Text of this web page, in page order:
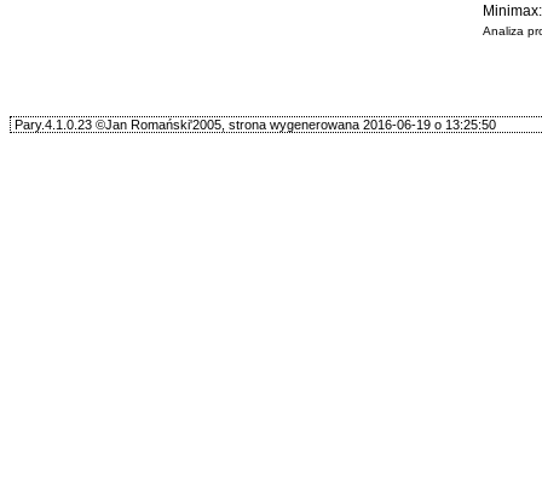
Analiza
Pary.4.1.0.23 ©Jan Romański'2005, strona wygenerowana 2016-06-19 o 13:25:50